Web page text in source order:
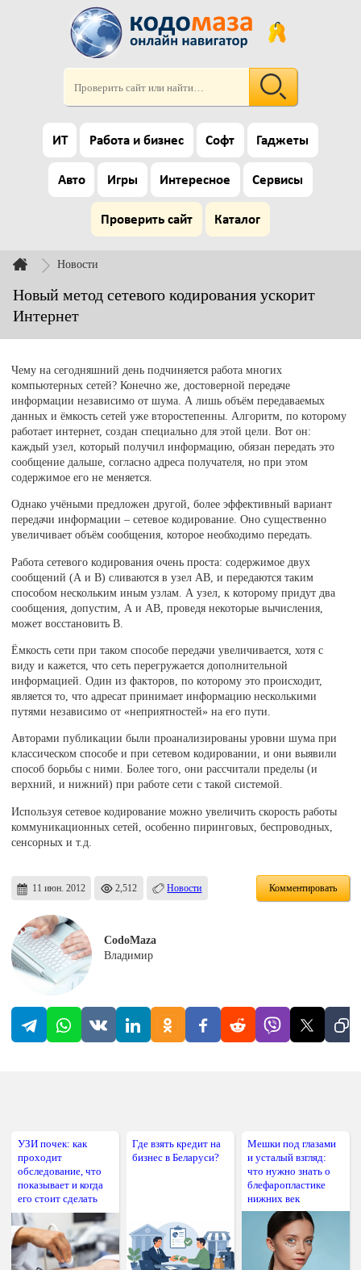
ИТ Работа и бизнес Софт Гаджеты
Авто Игры Интересное Сервисы
Проверить сайт Каталог
Новости
Новый метод сетевого кодирования ускорит
Интернет
Чему на сегодняшний день подчиняется работа многих
компьютерных сетей? Конечно же, достоверной передаче
информации независимо от шума. А лишь объём передаваемых
данных и ёмкость сетей уже второстепенны. Алгоритм, по которому
работает интернет, создан специально для этой цели. Вот он:
каждый узел, который получил информацию, обязан передать это
сообщение дальше, согласно адреса получателя, но при этом
содержимое его не меняется.
Однако учёными предложен другой, более эффективный вариант
передачи информации – сетевое кодирование. Оно существенно
увеличивает объём сообщения, которое необходимо передать.
Работа сетевого кодирования очень проста: содержимое двух
сообщений (А и В) сливаются в узел AB, и передаются таким
способом нескольким иным узлам. А узел, к которому придут два
сообщения, допустим, А и AB, проведя некоторые вычисления,
может восстановить В.
Ёмкость сети при таком способе передачи увеличивается, хотя с
виду и кажется, что сеть перегружается дополнительной
информацией. Один из факторов, по которому это происходит,
является то, что адресат принимает информацию несколькими
путями независимо от «неприятностей» на его пути.
Авторами публикации были проанализированы уровни шума при
классическом способе и при сетевом кодировании, и они выявили
способ борьбы с ними. Более того, они рассчитали пределы (и
верхний, и нижний) при работе сети с такой системой.
Используя сетевое кодирование можно увеличить скорость работы
коммуникационных сетей, особенно пиринговых, беспроводных,
сенсорных и т.д.
11 июн. 2012 2,512 Новости Комментировать
CodoMaza
Владимир
УЗИ почек: как
проходит
обследование, что
показывает и когда
его стоит сделать
Где взять кредит на
бизнес в Беларуси?
Мешки под глазами
и усталый взгляд:
что нужно знать о
блефаропластике
нижних век